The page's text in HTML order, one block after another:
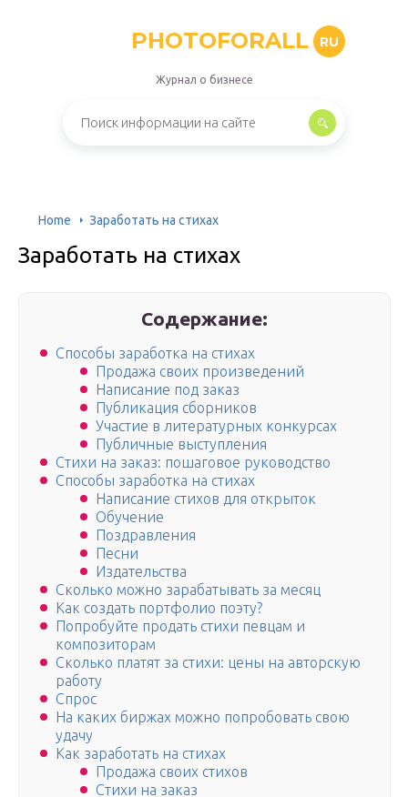
PHOTOFORALL RU
Журнал о бизнесе
Home Заработать на стихах
Заработать на стихах
Содержание:
Способы заработка на стихах
Продажа своих произведений
Написание под заказ
Публикация сборников
Участие в литературных конкурсах
Публичные выступления
Стихи на заказ: пошаговое руководство
Способы заработка на стихах
Написание стихов для открыток
Обучение
Поздравления
Песни
Издательства
Сколько можно зарабатывать за месяц
Как создать портфолио поэту?
Попробуйте продать стихи певцам и
композиторам
Сколько платят за стихи: цены на авторскую
работу
Спрос
На каких биржах можно попробовать свою
удачу
Как заработать на стихах
Продажа своих стихов
Стихи на заказ